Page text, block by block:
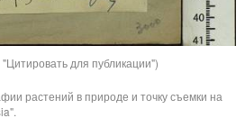
для публикации")
растений в природе и точку съемки на